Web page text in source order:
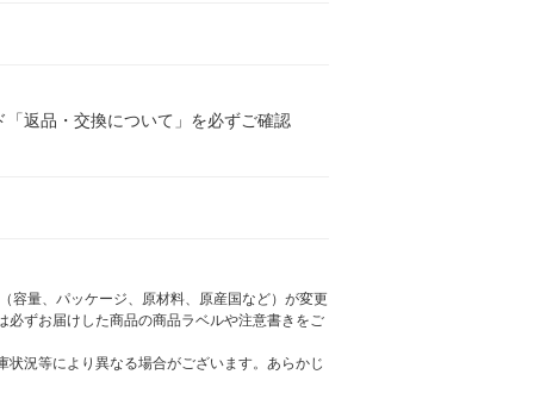
返品・交換について」を必ずご確認
容量、パッケージ、原材料、原産国など）が変更
ずお届けした商品の商品ラベルや注意書きをご
況等により異なる場合がございます。あらかじ